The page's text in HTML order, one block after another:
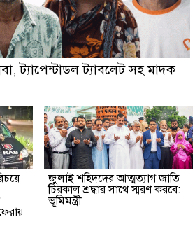
ট্যাপেন্টাডল ট্যাবলেট সহ মাদক
জুলাই শহিদদের আত্মত্যাগ জাতি
চিরকাল শ্রদ্ধার সাথে স্মরণ করবে:
ভূমিমন্ত্রী